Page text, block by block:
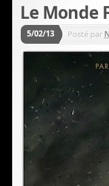
Le Monde
5/02/13 Posté par